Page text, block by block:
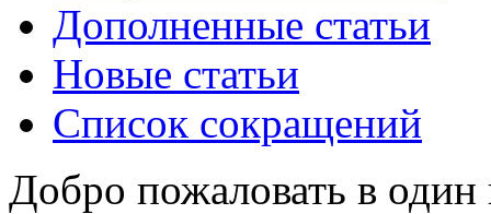
Дополненные статьи
Новые статьи
Список сокращений
Добро пожаловать в